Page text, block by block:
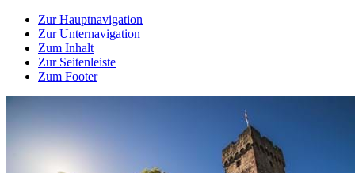
Zur Hauptnavigation
Zur Unternavigation
Zum Inhalt
Zur Seitenleiste
Zum Footer